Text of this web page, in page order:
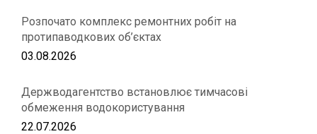
Розпочато комплекс ремонтних робіт на
протипаводкових об’єктах
03.08.2026
Держводагентство встановлює тимчасові
обмеження водокористування
22.07.2026